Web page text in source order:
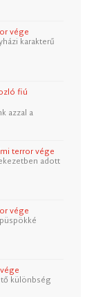
vége
karakterű
fiú
azzal a
terror vége
adott
vége
különbség